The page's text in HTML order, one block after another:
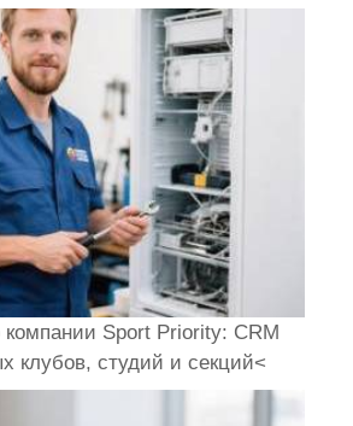
Sport Priority: CRM
клубов, студий и секций<